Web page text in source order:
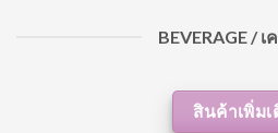
BEVERAGE /
สินค้าเพิ่มเ